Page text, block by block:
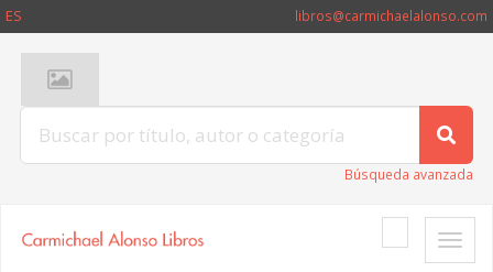
ES libros@carmichaelalonso.com
Búsqueda avanzada
Toggle